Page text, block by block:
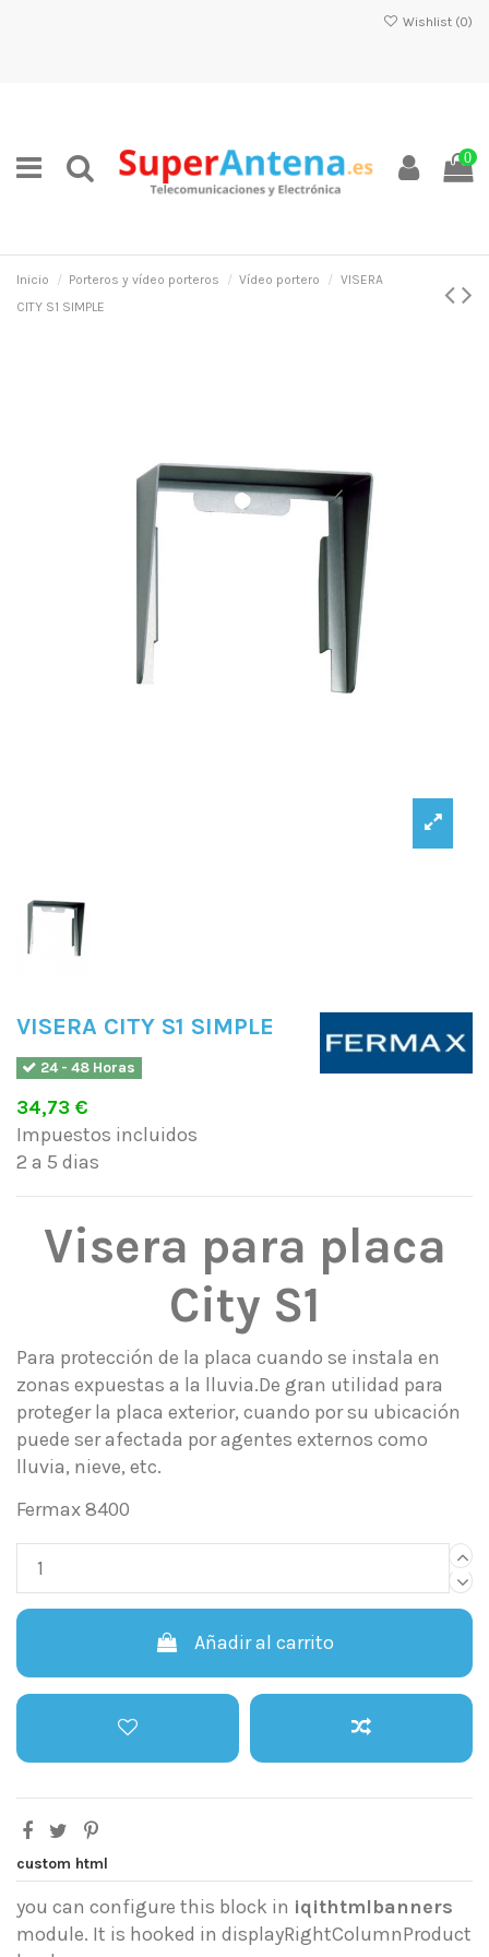
Wishlist (0)
0
Inicio Porteros y vídeo porteros Vídeo portero
VISERA
CITY S1 SIMPLE
VISERA CITY S1 SIMPLE
24 - 48 Horas
34,73 €
Impuestos incluidos
2 a 5 dias
Visera para placa
City S1
Para protección de la placa cuando se instala en
zonas expuestas a la lluvia.De gran utilidad para
proteger la placa exterior, cuando por su ubicación
puede ser afectada por agentes externos como
lluvia, nieve, etc.
Fermax 8400
Añadir al carrito
custom html
you can configure this block in iqithtmlbanners
module. It is hooked in displayRightColumnProduct